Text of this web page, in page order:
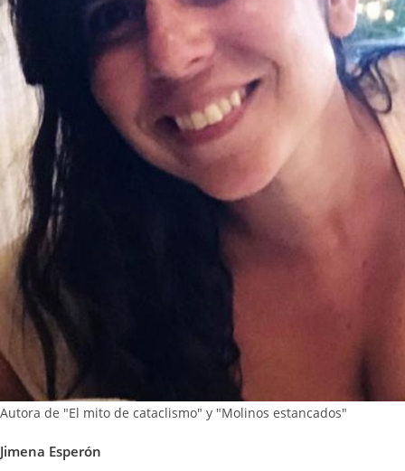
Autora de "El mito de cataclismo" y "Molinos estancados"
Jimena Esperón